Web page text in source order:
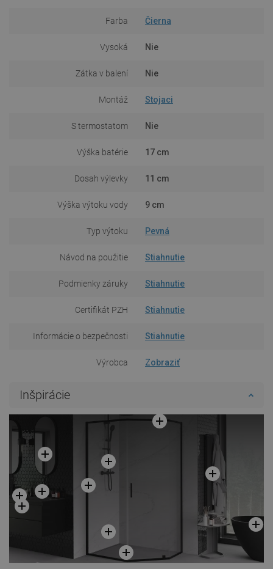
Farba Čierna
Vysoká Nie
Zátka v balení Nie
Montáž Stojaci
S termostatom Nie
Výška batérie 17 cm
Dosah výlevky 11 cm
Výška výtoku vody 9 cm
Typ výtoku Pevná
Návod na použitie Stiahnutie
Podmienky záruky Stiahnutie
Certifikát PZH Stiahnutie
Informácie o bezpečnosti Stiahnutie
Výrobca Zobraziť
Inšpirácie